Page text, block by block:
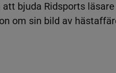
bjuda Ridsports
om sin bild av